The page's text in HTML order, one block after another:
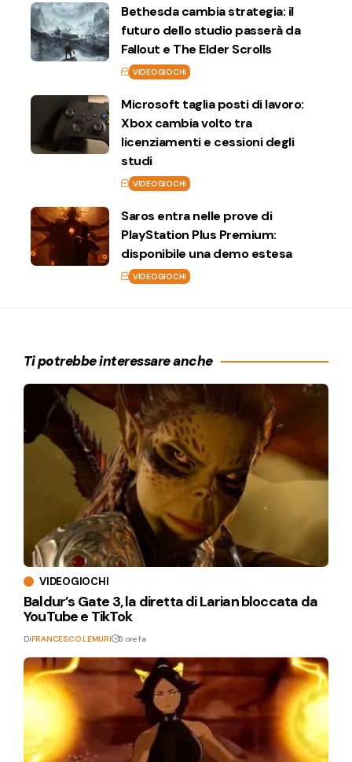
Bethesda cambia strategia: il
futuro dello studio passerà da
Fallout e The Elder Scrolls
VIDEOGIOCHI
Microsoft taglia posti di lavoro:
Xbox cambia volto tra
licenziamenti e cessioni degli
studi
VIDEOGIOCHI
Saros entra nelle prove di
PlayStation Plus Premium:
disponibile una demo estesa
VIDEOGIOCHI
Ti potrebbe interessare anche
VIDEOGIOCHI
Baldur’s Gate 3, la diretta di Larian bloccata da
YouTube e TikTok
DiFRANCESCO LEMURI 6 ore fa